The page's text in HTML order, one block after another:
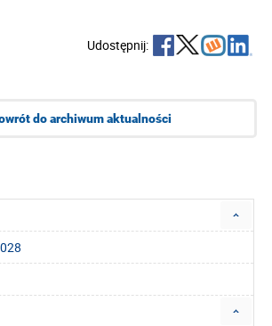
Udostępnij:
do archiwum aktualności